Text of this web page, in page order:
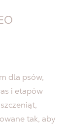
dla psów,
i etapów
tak, aby